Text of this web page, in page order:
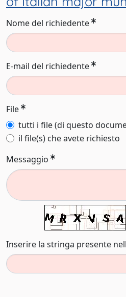
Nome del richiedente
E-mail del richiedente
File
tutti i file (di questo
il file(s) che avete richiesto
Messaggio
Inserire la stringa presente